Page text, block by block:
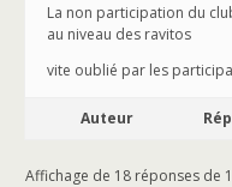
La non participation du
au niveau des ravitos
vite oublié par les
Auteur
Affichage de 18 réponses de